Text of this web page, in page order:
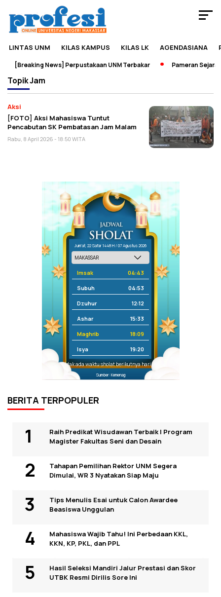
LINTAS UNM KILAS KAMPUS KILAS LK AGENDASIANA
[Breaking News] Perpustakaan UNM Terbakar Pameran
TopikJam
Aksi
[FOTO] Aksi Mahasiswa Tuntut
Pencabutan SK Pembatasan Jam Malam
Rabu, 8 April 2026 - 18:50 WITA
Jum'at, 22 Safar 1448 H / 07 Agustus 2026
Imsak 04:43
Subuh 04:53
Dzuhur 12:12
Ashar 15:33
Maghrib 18:09
Isya 19:20
Tidak ada waktu sholat berikutnya hari ini.
Sumber: Kemenag
BERITA TERPOPULER
Raih Predikat Wisudawan Terbaik I Program
Magister Fakultas Seni dan Desain
Tahapan Pemilihan Rektor UNM Segera
Dimulai, WR 3 Nyatakan Siap Maju
Tips Menulis Esai untuk Calon Awardee
Beasiswa Unggulan
Mahasiswa Wajib Tahu! Ini Perbedaan KKL,
KKN, KP, PKL, dan PPL
Hasil Seleksi Mandiri Jalur Prestasi dan Skor
UTBK Resmi Dirilis Sore Ini